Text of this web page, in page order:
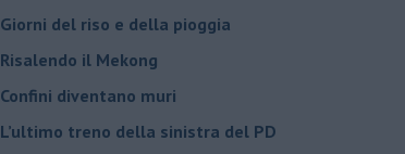
​Giorni del riso e della pioggia
Risalendo il Mekong
Confini diventano muri
L’ultimo treno della sinistra del PD